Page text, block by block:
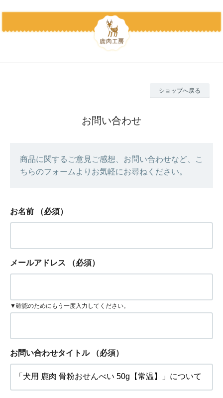
ショップへ戻る
お問い合わせ
商品に関するご意見ご感想、お問い合わせなど、こ
ちらのフォームよりお気軽にお尋ねください。
お名前 （必須）
メールアドレス （必須）
▼確認のためにもう一度入力してください。
お問い合わせタイトル （必須）